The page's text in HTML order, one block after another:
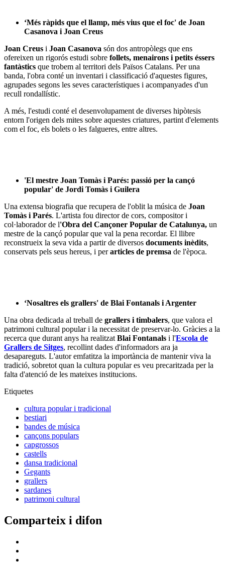
‘Més ràpids que el llamp, més vius que el foc' de Joan
Casanova i Joan Creus
Joan Creus i Joan Casanova són dos antropòlegs que ens
ofereixen un rigorós estudi sobre follets, menairons i petits éssers
fantàstics que trobem al territori dels Països Catalans. Per una
banda, l'obra conté un inventari i classificació d'aquestes figures,
agrupades segons les seves característiques i acompanyades d'un
recull rondallístic.
A més, l'estudi conté el desenvolupament de diverses hipòtesis
entorn l'origen dels mites sobre aquestes criatures, partint d'elements
com el foc, els bolets o les falgueres, entre altres.
'El mestre Joan Tomàs i Parés: passió per la cançó
popular' de Jordi Tomàs i Guilera
Una extensa biografia que recupera de l'oblit la música de Joan
Tomàs i Parés. L'artista fou director de cors, compositor i
col·laborador de l'Obra del Cançoner Popular de Catalunya, un
mestre de la cançó popular que val la pena recordar. El llibre
reconstrueix la seva vida a partir de diversos documents inèdits,
conservats pels seus hereus, i perarticles de premsa de l'època.
‘Nosaltres els grallers' de Blai Fontanals i Argenter
Una obra dedicada al treball de grallers i timbalers, que valora el
patrimoni cultural popular i la necessitat de preservar-lo. Gràcies a la
recerca que durant anys ha realitzatBlai Fontanals i l'Escola de
Grallers de Sitges, recollint dades d'informadors ara ja
desapareguts. L'autor emfatitza la importància de mantenir viva la
tradició, sobretot quan la cultura popular es veu precaritzada per la
falta d'atenció de les mateixes institucions.
Etiquetes
cultura popular i tradicional
bestiari
bandes de música
cançons populars
capgrossos
castells
dansa tradicional
Gegants
grallers
sardanes
patrimoni cultural
Comparteix i difon